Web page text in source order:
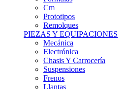
Cm
Prototipos
Remolques
PIEZAS Y EQUIPACIONES
Mecánica
Electrónica
Chasis Y Carrocería
Suspensiones
Frenos
Llantas